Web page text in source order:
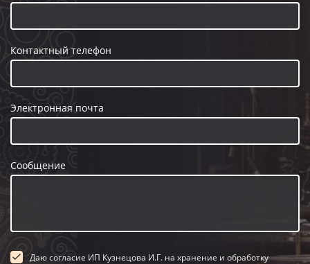
Контактный телефон
Электронная почта
Сообщение
Даю согласие ИП Кузнецова И.Г. на хранение и обработку